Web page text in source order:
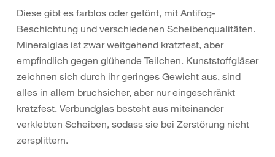
Diese gibt es farblos oder getönt, mit Antifog-
Beschichtung und verschiedenen Scheibenqualitäten.
Mineralglas ist zwar weitgehend kratzfest, aber
empfindlich gegen glühende Teilchen. Kunststoffgläser
zeichnen sich durch ihr geringes Gewicht aus, sind
alles in allem bruchsicher, aber nur eingeschränkt
kratzfest. Verbundglas besteht aus miteinander
verklebten Scheiben, sodass sie bei Zerstörung nicht
zersplittern.